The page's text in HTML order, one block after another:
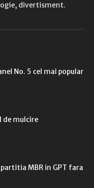
divertisment.
No. 5 cel mai popular
de mulcire
MBR in GPT fara